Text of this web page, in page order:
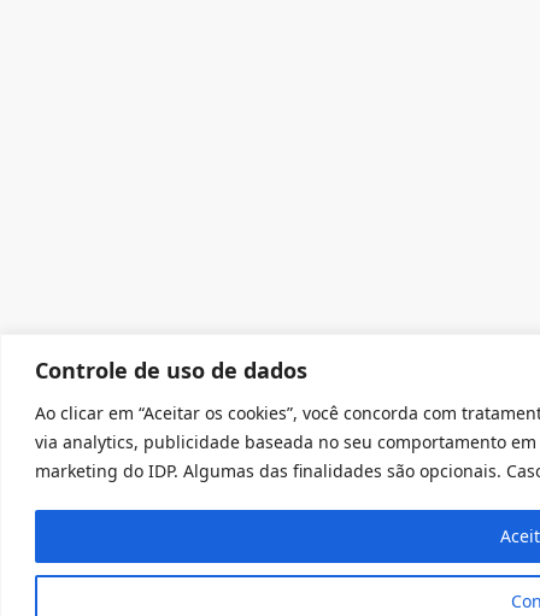
Controle de uso de dados
Ao clicar em “Aceitar os cookies”, você concorda com
via analytics, publicidade baseada no seu comportamento
marketing do IDP. Algumas das finalidades são opcionais.